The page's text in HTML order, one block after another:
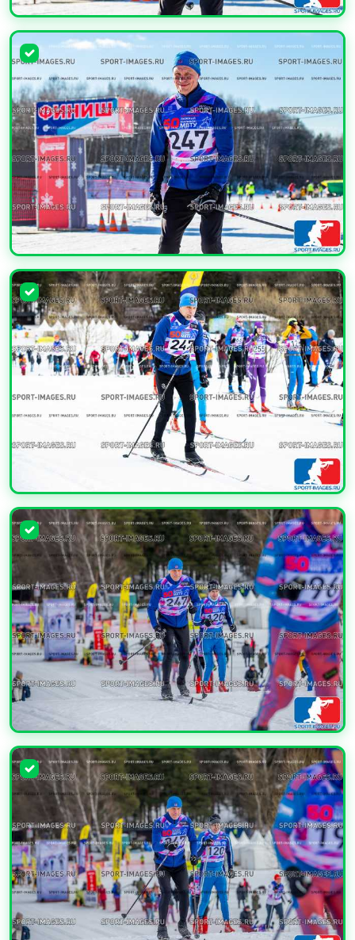
УВЕЛИЧИТЬ
УВЕЛИЧИТЬ
УВЕЛИЧИТЬ
УВЕЛИЧИТЬ